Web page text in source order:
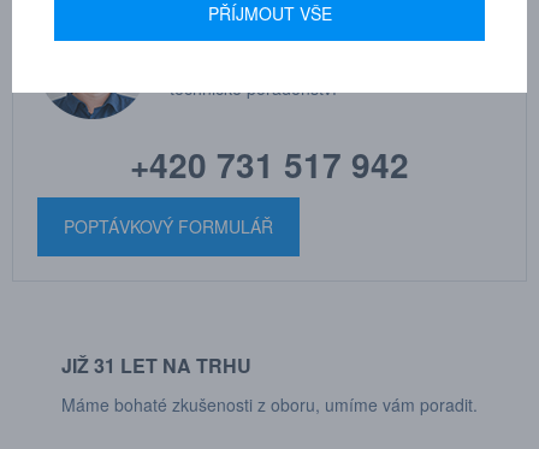
MARTIN
technické poradenství
+420 731 517 942
POPTÁVKOVÝ FORMULÁŘ
JIŽ 31 LET NA TRHU
Máme bohaté zkušenosti z oboru, umíme vám poradit.
PŘÍJMOUT VŠE